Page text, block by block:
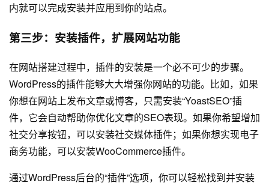
内就可以完成安装并应用到你的站点。
第三步：安装插件，扩展网站功能
在网站搭建过程中，插件的安装是一个必不可少的步骤。
WordPress的插件能够大大增强你网站的功能。比如，如果
你想在网站上发布文章或博客，只需安装“YoastSEO”插
件，它会自动帮助你优化文章的SEO表现。如果你希望增加
社交分享按钮，可以安装社交媒体插件；如果你想实现电子
商务功能，可以安装WooCommerce插件。
通过WordPress后台的“插件”选项，你可以轻松找到并安装